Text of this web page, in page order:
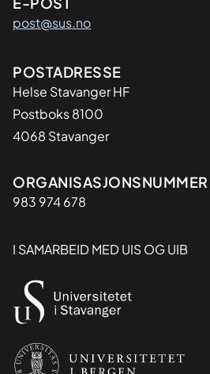
post@sus.no
Adresse
POSTADRESSE
Helse Stavanger HF
Postboks 8100
4068 Stavanger
Organisasjon
ORGANISASJONSNUMMER
983 974 678
I SAMARBEID MED UIS OG UIB